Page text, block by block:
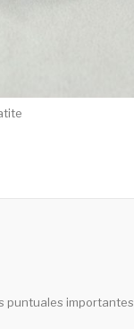
puntuales importantes